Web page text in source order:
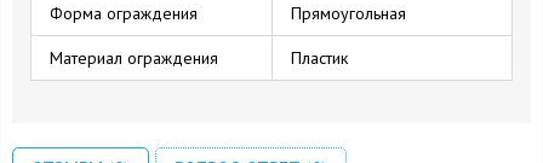
Форма ограждения Прямоугольная
Материал ограждения Пластик